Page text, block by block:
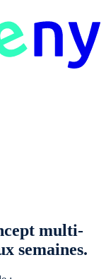
multi-
semaines.